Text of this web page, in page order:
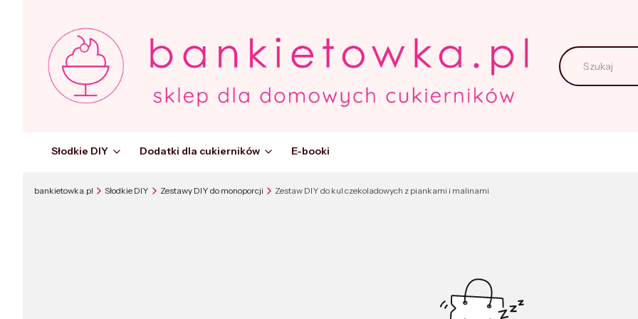
Słodkie DIY Dodatki dla cukierników E-booki
bankietowka.pl Słodkie DIY Zestawy DIY do monoporcji Zestaw DIY do kul czekoladowych z piankami i malinami